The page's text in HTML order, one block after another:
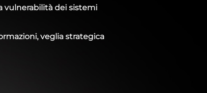
vulnerabilità dei sistemi
veglia strategica